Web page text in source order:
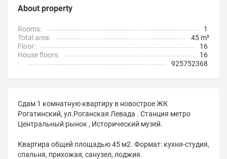
About property
Rooms:
1
Total area:
45 m²
Floor:
16
House floors:
16
:
925752368
Сдам 1 комнатную квартиру в новострое ЖК
Рогатинский, ул.Роганская Левада . Станция метро
Центральный рынок , Исторический музей.
Квартира общей площадью 45 м2. Формат: кухня-студия,
спальня, прихожая, санузел, лоджия.